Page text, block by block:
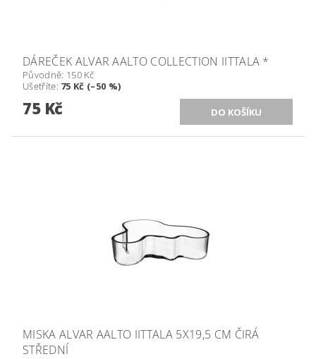
DÁREČEK ALVAR AALTO COLLECTION IITTALA *
Původně: 150 Kč
Ušetříte: 75 Kč (–50 %)
75 Kč
MISKA ALVAR AALTO IITTALA 5X19,5 CM ČIRÁ
STŘEDNÍ